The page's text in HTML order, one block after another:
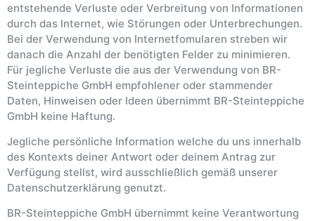
entstehende Verluste oder Verbreitung von Informationen
durch das Internet, wie Störungen oder Unterbrechungen.
Bei der Verwendung von Internetfomularen streben wir
danach die Anzahl der benötigten Felder zu minimieren.
Für jegliche Verluste die aus der Verwendung von BR-
Steinteppiche GmbH empfohlener oder stammender
Daten, Hinweisen oder Ideen übernimmt BR-Steinteppiche
GmbH keine Haftung.
Jegliche persönliche Information welche du uns innerhalb
des Kontexts deiner Antwort oder deinem Antrag zur
Verfügung stellst, wird ausschließlich gemäß unserer
Datenschutzerklärung genutzt.
BR-Steinteppiche GmbH übernimmt keine Verantwortung